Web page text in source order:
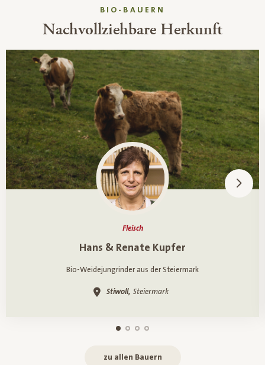
BIO-BAUERN
Nachvollziehbare Herkunft
Fleisch
Ein Porträt überHans & Renate Kupfer
Bio-Weidejungrinder aus der Steiermark
Stiwoll, Steiermark
zu allen Bauern